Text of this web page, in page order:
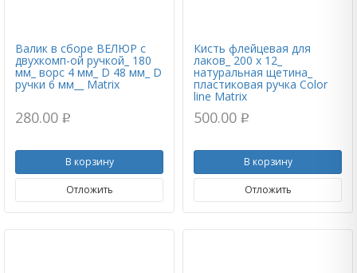
Валик в сборе ВЕЛЮР с
двухкомп-ой ручкой_ 180
мм_ ворс 4 мм_ D 48 мм_ D
ручки 6 мм__ Matrix
280.00 p
В корзину
Отложить
Кисть флейцевая для
лаков_ 200 x 12_
натуральная щетина_
пластиковая ручка Color
line Matrix
500.00 p
В корзину
Отложить